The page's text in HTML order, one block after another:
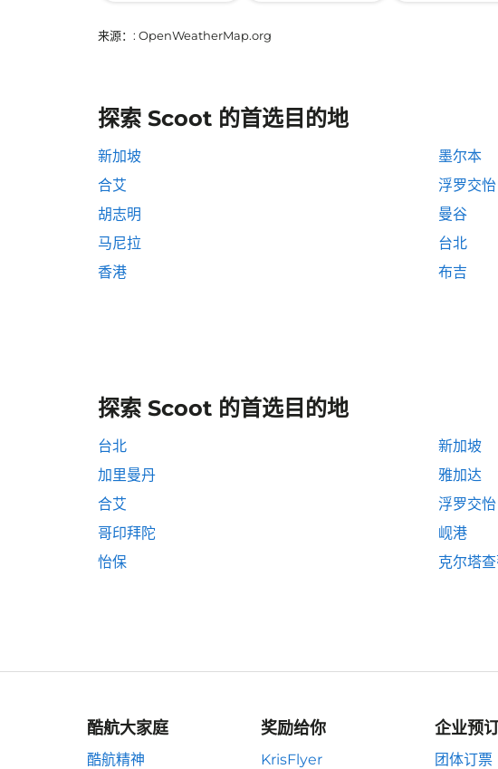
来源： : OpenWeatherMap.org
探索 Scoot 的首选目的地
新加坡 墨尔本
合艾
浮罗交怡
胡志明
曼谷
马尼拉
台北
香港
布吉
探索 Scoot 的首选目的地
台北 新加坡
加里曼丹
雅加达
合艾
浮罗交怡
哥印拜陀
岘港
怡保
克尔塔
酷航大家庭
酷航精神
奖励给你
KrisFlyer
企业预
团体订票